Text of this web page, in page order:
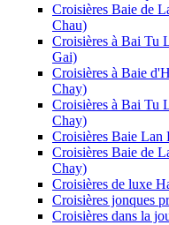
Croisières Baie de
Chau)
Croisières à Bai Tu
Gai)
Croisières à Baie
Chay)
Croisières à Bai Tu
Chay)
Croisières Baie Lan
Croisières Baie de
Chay)
Croisières de luxe
Croisières jonques
Croisières dans la